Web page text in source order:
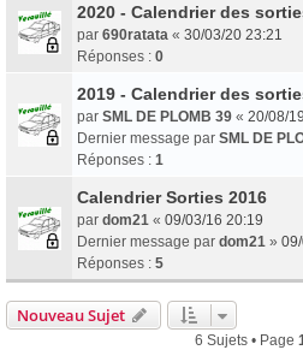
2020 - Calendrier des
par 690ratata « 30/03/20 23:21
Réponses : 0
2019 - Calendrier des
par SML DE PLOMB 39 « 20/08/
Dernier message par SML DE
Réponses : 1
Calendrier Sorties 2016
par dom21 « 09/03/16 20:19
Dernier message par dom21 »
Réponses : 5
Nouveau Sujet
6 Sujets • Page